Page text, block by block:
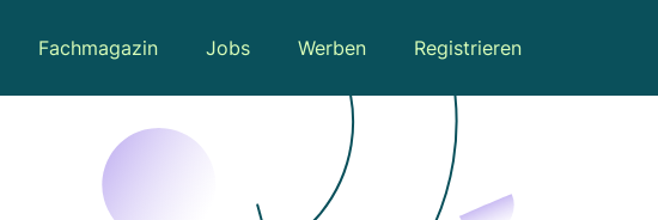
Fachmagazin Jobs Werben Registrieren